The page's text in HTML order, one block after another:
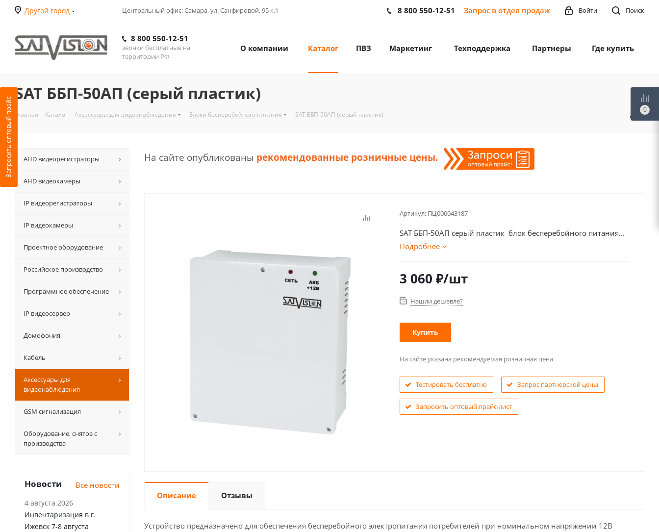
Другой город Центральный офис: Самара, ул. Санфировой, 95 к.1 Поиск
Войти
8 800 550-12-51 Запрос в отдел продаж
8 800 550-12-51
звонки бесплатные на
территории РФ
О компании Каталог ПВЗ Маркетинг Техподдержка Партнеры Где купить
SAT ББП-50АП (серый пластик)
Главная - Каталог - Аксессуары для видеонаблюдения - Блоки бесперебойного питания - SAT ББП-50АП (серый пластик)
На сайте опубликованы рекомендованные розничные цены.
Артикул: ПЦ000043187
SAT ББП-50АП серый пластик блок бесперебойного питания...
Подробнее
3 060 ₽/шт
Нашли дешевле?
Купить
На сайте указана рекомендуемая розничная цена
Тестировать бесплатно Запрос партнерской цены
Запросить оптовый прайс-лист
Описание Отзывы
Устройство предназначено для обеспечения бесперебойного электропитания потребителей при номинальном напряжении 12В
АНD видеорегистраторы
AHD видеокамеры
IP видеорегистраторы
IP видеокамеры
Проектное оборудование
Российское производство
Программное обеспечение
IP видеосервер
Домофония
Кабель
Аксессуары для
видеонаблюдения
GSM сигнализация
Оборудование, снятое с
производства
Новости Все новости
4 августа 2026
Инвентаризация в г.
Ижевск 7-8 августа
Запросить оптовый прайс 0